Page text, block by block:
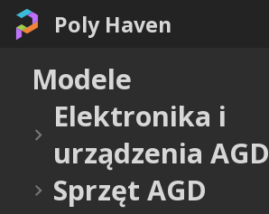
Poly Haven
Modele
Elektronika i
urządzenia AGD
Sprzęt AGD